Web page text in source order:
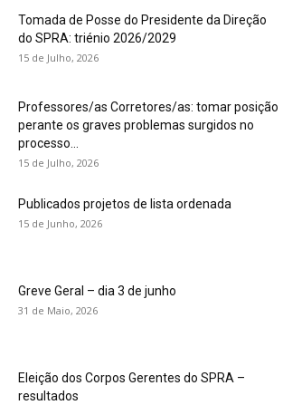
Tomada de Posse do Presidente da Direção
do SPRA: triénio 2026/2029
15 de Julho, 2026
Professores/as Corretores/as: tomar posição
perante os graves problemas surgidos no
processo...
15 de Julho, 2026
Publicados projetos de lista ordenada
15 de Junho, 2026
Greve Geral – dia 3 de junho
31 de Maio, 2026
Eleição dos Corpos Gerentes do SPRA –
resultados